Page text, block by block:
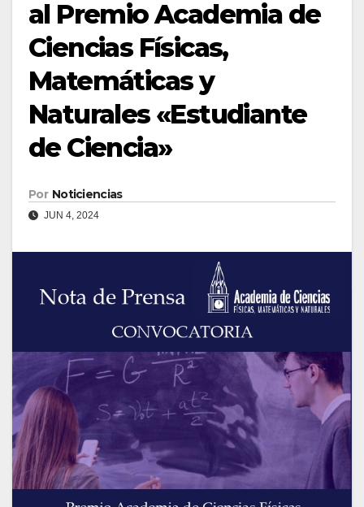
al Premio Academia de
Ciencias Físicas,
Matemáticas y
Naturales «Estudiante
de Ciencia»
Por Noticiencias
JUN 4, 2024